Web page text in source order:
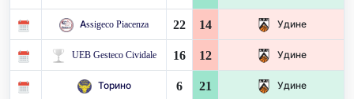
Assigeco Piacenza 22 14 Удине
UEB Gesteco Cividale 16 12 Удине
Торино 6 21 Удине